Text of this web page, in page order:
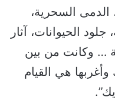
الدمى السحرية،
الحيوانات، آثار
… وكانت من بين
هي القيام